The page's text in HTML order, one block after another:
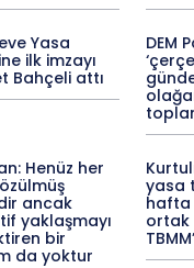
Yasa
ilk imzayı
Bahçeli attı
DEM
Henüz her
ancak
yaklaşmayı
bir
da yoktur
yasa
hafta
ortak